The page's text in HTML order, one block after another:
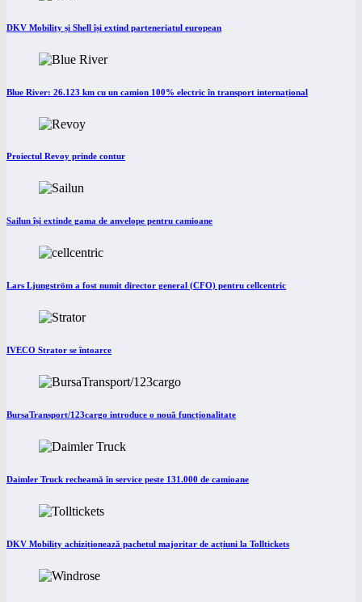
DKV Mobility și Shell își extind parteneriatul european
Blue River: 26.123 km cu un camion 100% electric în transport internațional
Proiectul Revoy prinde contur
Sailun își extinde gama de anvelope pentru camioane
Lars Ljungström a fost numit director general (CFO) pentru cellcentric
IVECO Strator se întoarce
BursaTransport/123cargo introduce o nouă funcționalitate
Daimler Truck recheamă în service peste 131.000 de camioane
DKV Mobility achiziționează pachetul majoritar de acțiuni la Tolltickets